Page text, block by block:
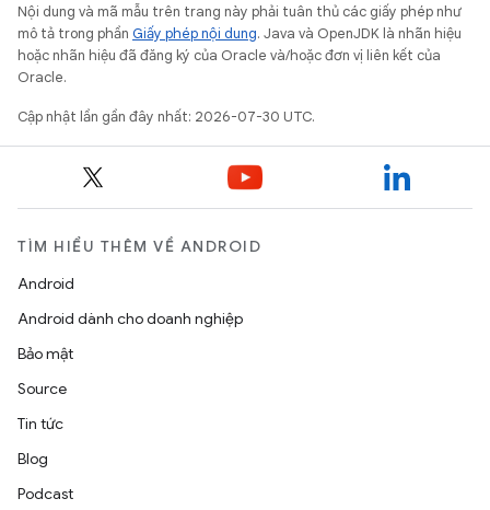
Nội dung và mã mẫu trên trang này phải tuân thủ các giấy phép như
mô tả trong phần Giấy phép nội dung. Java và OpenJDK là nhãn hiệu
hoặc nhãn hiệu đã đăng ký của Oracle và/hoặc đơn vị liên kết của
Oracle.
Cập nhật lần gần đây nhất: 2026-07-30 UTC.
TÌM HIỂU THÊM VỀ ANDROID
Android
Android dành cho doanh nghiệp
Bảo mật
Source
Tin tức
Blog
Podcast